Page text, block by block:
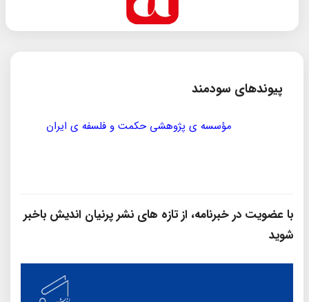
پیوندهای سودمند
مؤسسه ی پژوهشی حکمت و فلسفه ی ایران
با عضویت در خبرنامه، از تازه‌ های نشر پرنیان‌ اندیش باخبر
شوید